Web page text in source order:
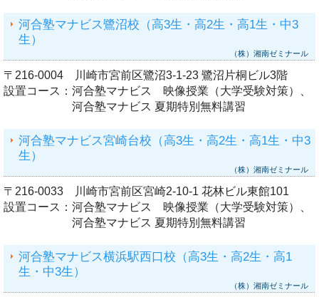
河合塾マナビス鷺沼校（高3生・高2生・高1生・中3
生）
（株）湘南ゼミナール
〒216-0004 川崎市宮前区鷺沼3-1-23 鷺沼片桐ビル3階
設置コース： 河合塾マナビス 映像授業（大学受験対策）、
河合塾マナビス 夏期特別無料講習
河合塾マナビス宮崎台校（高3生・高2生・高1生・中3
生）
（株）湘南ゼミナール
〒216-0033 川崎市宮前区宮崎2-10-1 花林ビル東館101
設置コース： 河合塾マナビス 映像授業（大学受験対策）、
河合塾マナビス 夏期特別無料講習
河合塾マナビス横浜駅西口校（高3生・高2生・高1
生・中3生）
（株）湘南ゼミナール